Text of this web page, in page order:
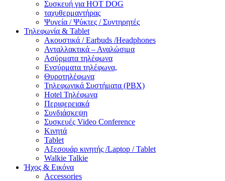
Συσκευή για HOT DOG
ταχυθερμαντήρας
Ψυγεία / Ψύκτες / Συντηρητές
Τηλεφωνία & Tablet
Ακουστικά / Earbuds /Headphones
Ανταλλακτικά – Αναλώσιμα
Ασύρματα τηλέφωνα
Ενσύρματα τηλέφωνα,
Θυροτηλέφωνα
Τηλεφωνικά Συστήματα (PBX)
Hotel Τηλέφωνα
Περιφερειακά
Συνδιάσκεψη
Συσκευές Video Conference
Κινητά
Tablet
Αξεσουάρ κινητής /Laptop / Tablet
Walkie Talkie
Ήχος & Εικόνα
Accessories